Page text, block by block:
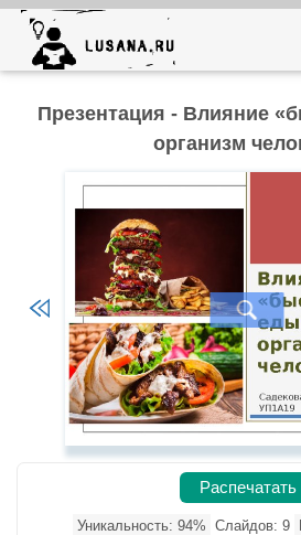
Презентация - Влияние
организм
Распечатать
Уникальность: 94% Слайдов: 9